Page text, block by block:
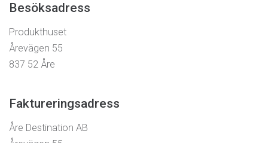
Besöksadress
Produkthuset
Årevägen 55
837 52 Åre
Faktureringsadress
Åre Destination AB